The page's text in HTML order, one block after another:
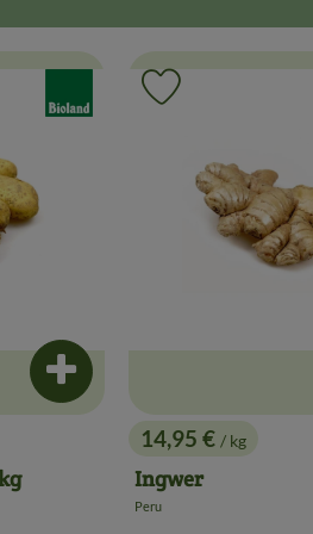
Produkt zum Warenkorb
hinzufügen
, Preis:
14,95 € / kg
Ingwer
, Herkunft:
Peru
Produkt zu